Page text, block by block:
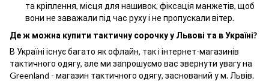
та кріплення, місця для нашивок, фіксація манжетів, щоб
вони не заважали під час руху і не пропускали вітер.
Де ж можна купити тактичну сорочку у Львові та в Україні?
В Україні існує багато як офлайн, так і інтернет-магазинів
тактичного одягу, але ми запрошуємо вас звернути увагу на
Greenland - магазин тактичного одягу, заснований у м. Львів.